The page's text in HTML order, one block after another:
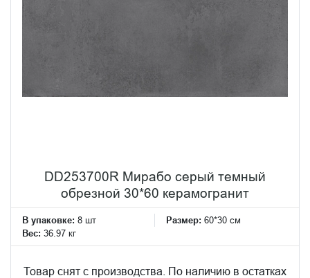
DD253700R Мирабо серый темный
обрезной 30*60 керамогранит
В упаковке: 8 шт Размер: 60*30 см
Вес: 36.97 кг
Товар снят с производства. По наличию в остатках